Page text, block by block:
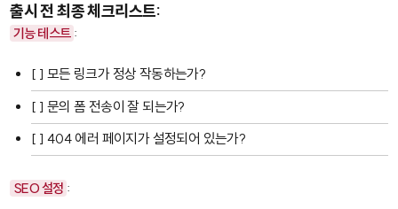
출시 전 최종 체크리스트:
기능 테스트 :
[ ] 모든 링크가 정상 작동하는가?
[ ] 문의 폼 전송이 잘 되는가?
[ ] 404 에러 페이지가 설정되어 있는가?
SEO 설정 :